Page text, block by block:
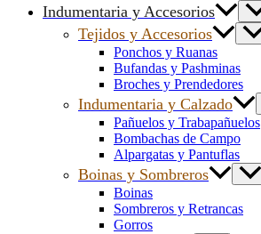
Indumentaria y Accesorios
Tejidos y Accesorios
Ponchos y Ruanas
Bufandas y Pashminas
Broches y Prendedores
Indumentaria y Calzado
Pañuelos y Trabapañuelos
Bombachas de Campo
Alpargatas y Pantuflas
Boinas y Sombreros
Boinas
Sombreros y Retrancas
Gorros